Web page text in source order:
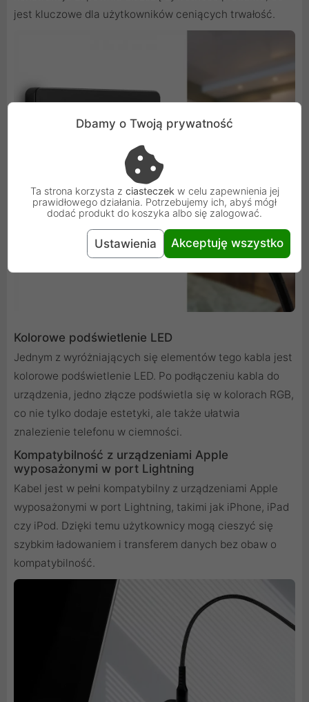
jest kluczowe dla użytkowników ceniących trwałość.
Kolorowe podświetlenie LED
Jednym z wyróżniających się elementów tego kabla jest
kolorowe podświetlenie LED. Po podłączeniu kabla do
urządzenia, jedno złącze podświetla się w kolorach RGB,
co nie tylko dodaje estetyki, ale także ułatwia
znalezienie telefonu w ciemności.
Kompatybilność z urządzeniami Apple
wyposażonymi w port Lightning
Kabel jest w pełni kompatybilny z urządzeniami Apple
wyposażonymi w port Lightning, takimi jak iPhone, iPad
czy iPod. Dzięki temu użytkownicy mogą cieszyć się
szybkim ładowaniem i transferem danych bez obaw o
kompatybilność.
Dbamy o Twoją prywatność
Ta strona korzysta z ciasteczek w celu zapewnienia jej
prawidłowego działania. Potrzebujemy ich, abyś mógł
dodać produkt do koszyka albo się zalogować.
Ustawienia Akceptuję wszystko